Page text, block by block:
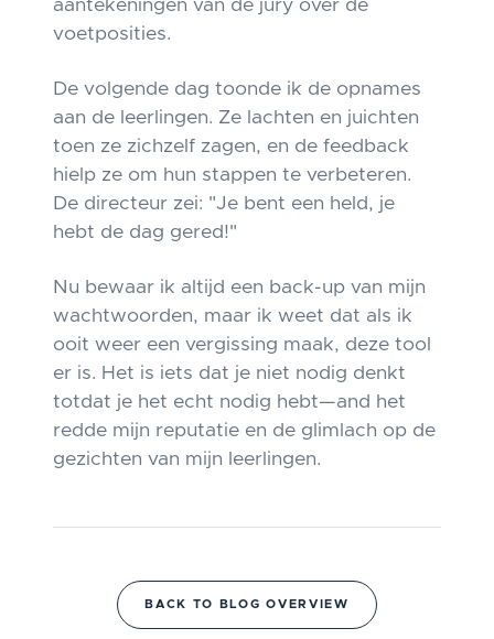
aantekeningen van de jury over de
voetposities.
De volgende dag toonde ik de opnames
aan de leerlingen. Ze lachten en juichten
toen ze zichzelf zagen, en de feedback
hielp ze om hun stappen te verbeteren.
De directeur zei: "Je bent een held, je
hebt de dag gered!"
Nu bewaar ik altijd een back-up van mijn
wachtwoorden, maar ik weet dat als ik
ooit weer een vergissing maak, deze tool
er is. Het is iets dat je niet nodig denkt
totdat je het echt nodig hebt—and het
redde mijn reputatie en de glimlach op de
gezichten van mijn leerlingen.
BACK TO BLOG OVERVIEW